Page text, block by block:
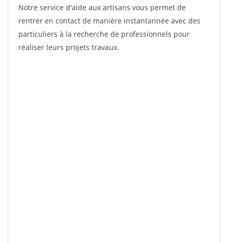
Notre service d'aide aux artisans vous permet de
rentrer en contact de manière instantannée avec des
particuliers à la recherche de professionnels pour
réaliser leurs projets travaux.